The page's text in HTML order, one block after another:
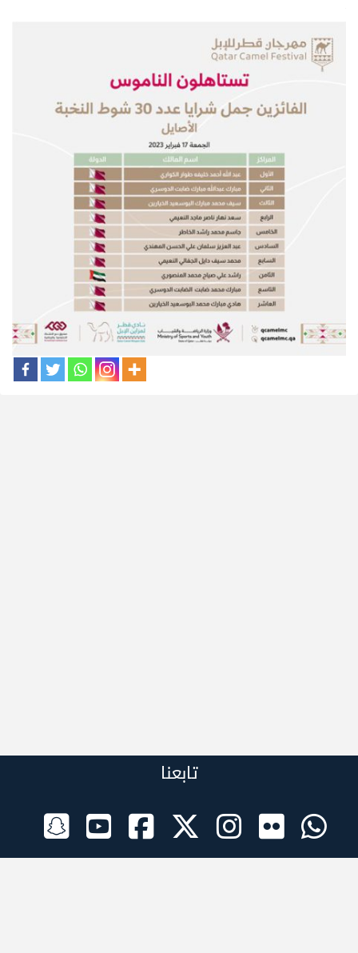
تابعنا